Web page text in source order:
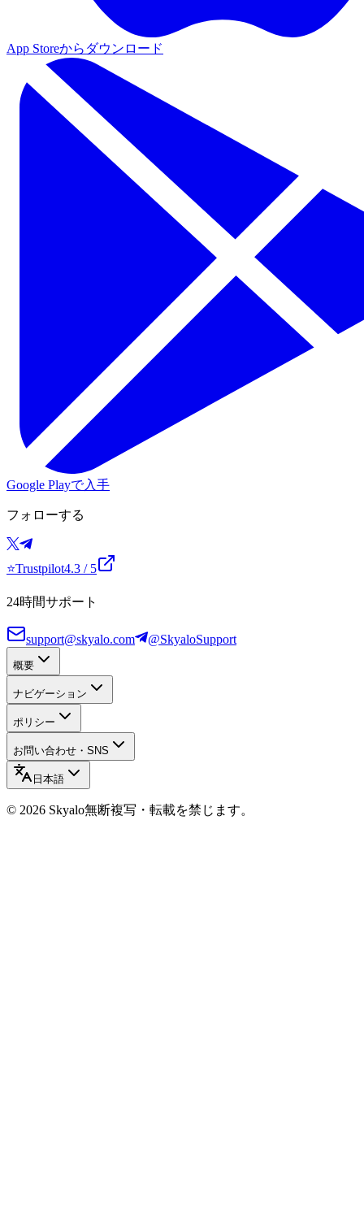
App Storeからダウンロード
Google Playで入手
フォローする
⭐Trustpilot4.3 / 5
24時間サポート
support@skyalo.com @SkyaloSupport
概要
ナビゲーション
ポリシー
お問い合わせ・SNS
日本語
© 2026 Skyalo無断複写・転載を禁じます。